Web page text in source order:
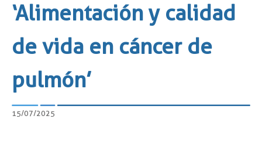
‘Alimentación y calidad
de vida en cáncer de
pulmón’
15/07/2025